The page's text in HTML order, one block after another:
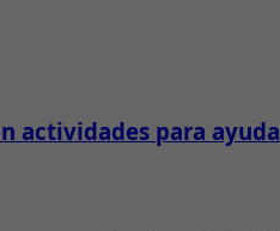
actividades para